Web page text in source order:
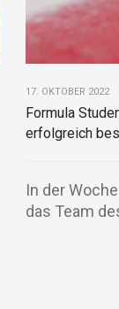
17. OKTOBER 2022
Formula
erfolgreich
In der
das Team